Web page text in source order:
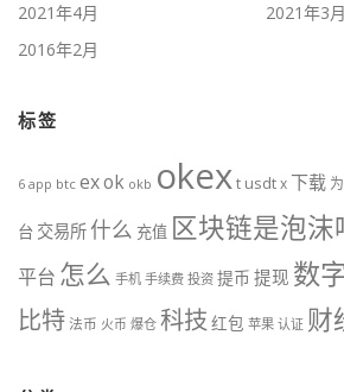
2021年4月
2021年3月
2016年2月
标签
6 app btc exok okb okext usdtx下载
台 交易所 什么 充值 区块链是泡沫
平台 怎么 手机 手续费 投资 提币 提现 数
比特法币 火币 爆仓 科技 红包 苹果 认证 财